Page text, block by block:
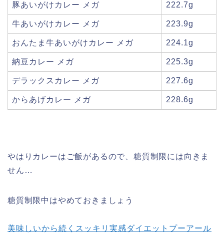
豚あいがけカレー メガ 222.7g
牛あいがけカレー メガ 223.9g
おんたま牛あいがけカレー メガ 224.1g
納豆カレー メガ 225.3g
デラックスカレー メガ 227.6g
からあげカレー メガ 228.6g
やはりカレーはご飯があるので、糖質制限には向きま
せん…
糖質制限中はやめておきましょう
美味しいから続くスッキリ実感ダイエットプーアール